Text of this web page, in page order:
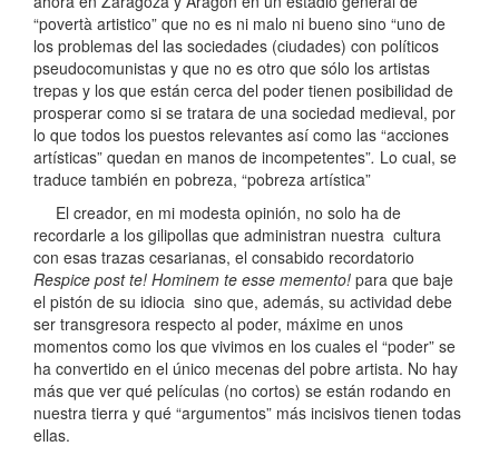
“povertà artistico” que no es ni malo ni bueno sino “uno de
los problemas del las sociedades (ciudades) con políticos
pseudocomunistas y que no es otro que sólo los artistas
trepas y los que están cerca del poder tienen posibilidad de
prosperar como si se tratara de una sociedad medieval, por
lo que todos los puestos relevantes así como las “acciones
artísticas” quedan en manos de incompetentes”. Lo cual, se
traduce también en pobreza, “pobreza artística”
El creador, en mi modesta opinión, no solo ha de
recordarle a los gilipollas que administran nuestra cultura
con esas trazas cesarianas, el consabido recordatorio
Respice post te! Hominem te esse memento! para que baje
el pistón de su idiocia sino que, además, su actividad debe
ser transgresora respecto al poder, máxime en unos
momentos como los que vivimos en los cuales el “poder” se
ha convertido en el único mecenas del pobre artista. No hay
más que ver qué películas (no cortos) se están rodando en
nuestra tierra y qué “argumentos” más incisivos tienen todas
ellas.